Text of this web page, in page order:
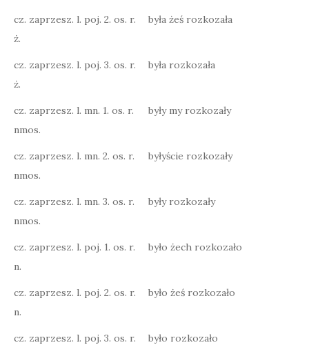
cz. zaprzesz. l. poj. 2. os. r.
ż.
była żeś rozkozała
cz. zaprzesz. l. poj. 3. os. r.
ż.
była rozkozała
cz. zaprzesz. l. mn. 1. os. r.
nmos.
były my rozkozały
cz. zaprzesz. l. mn. 2. os. r.
nmos.
byłyście rozkozały
cz. zaprzesz. l. mn. 3. os. r.
nmos.
były rozkozały
cz. zaprzesz. l. poj. 1. os. r.
n.
było żech rozkozało
cz. zaprzesz. l. poj. 2. os. r.
n.
było żeś rozkozało
cz. zaprzesz. l. poj. 3. os. r.
było rozkozało